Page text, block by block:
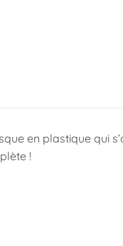
en plastique qui
!